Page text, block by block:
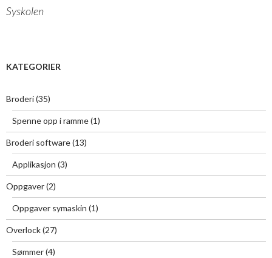
s
:
Syskolen
KATEGORIER
Broderi(35)
Spenne opp i ramme(1)
Broderi software(13)
Applikasjon (3)
Oppgaver(2)
Oppgaver symaskin (1)
Overlock(27)
Sømmer(4)